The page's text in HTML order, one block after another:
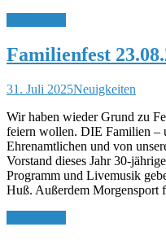
Familienfest
31. Juli 2025Neuigkeiten
Wir haben wieder Grund zu
feiern wollen. DIE Familien –
Ehrenamtlichen und von
Vorstand dieses Jahr 30-
Programm und Livemusik
Huß. Außerdem Morgensport